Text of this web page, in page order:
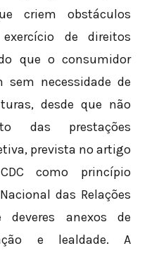
criem obstáculos
de direitos
que o consumidor
sem necessidade de
desde que não
das prestações
prevista no artigo
como princípio
das Relações
deveres anexos de
e lealdade. A